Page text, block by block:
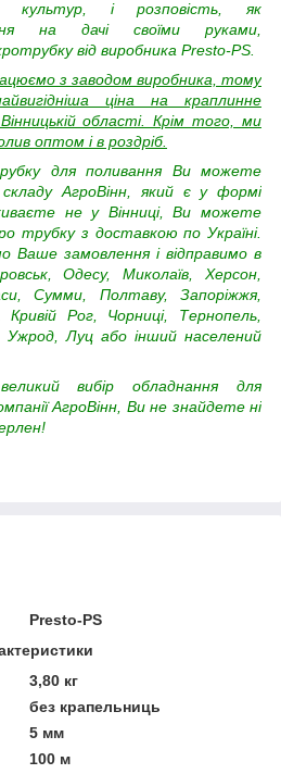
культур, і розповість, як
на дачі своїми руками,
від виробника Presto-PS.
з заводом виробника, тому
ціна на краплинне
області. Крім того, ми
оптом і в роздріб.
для поливання
Ви можете
АгроВінн, який є у формі
не у Вінниці, Ви можете
трубку з доставкою по Україні.
Ваше замовлення і відправимо в
Одесу, Миколаїв, Херсон,
Сумми, Полтаву, Запоріжжя,
Рог, Чорниці, Тернопель,
Ужрод, Луц або інший населений
вибір обладнання для
АгроВінн, Ви не знайдете ні
Presto-PS
3,80 кг
без крапельниць
5 мм
100 м